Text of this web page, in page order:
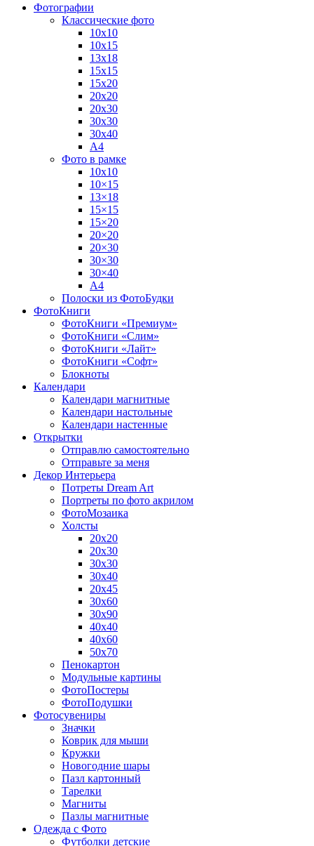
Фотографии
Классические фото
10х10
10х15
13х18
15х15
15х20
20х20
20х30
30х30
30х40
А4
Фото в рамке
10х10
10×15
13×18
15×15
15×20
20×20
20×30
30×30
30×40
A4
Полоски из ФотоБудки
ФотоКниги
ФотоКниги «Премиум»
ФотоКниги «Слим»
ФотоКниги «Лайт»
ФотоКниги «Софт»
Блокноты
Календари
Календари магнитные
Календари настольные
Календари настенные
Открытки
Отправлю самостоятельно
Отправьте за меня
Декор Интерьера
Потреты Dream Art
Портреты по фото акрилом
ФотоМозаика
Холсты
20х20
20х30
30х30
30х40
20х45
30х60
30х90
40х40
40х60
50х70
Пенокартон
Модульные картины
ФотоПостеры
ФотоПодушки
Фотоcувениры
Значки
Коврик для мыши
Кружки
Новогодние шары
Пазл картонный
Тарелки
Магниты
Пазлы магнитные
Одежда с Фото
Футболки детские